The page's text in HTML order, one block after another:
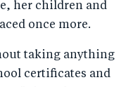
her children and
once more.
taking anything
certificates and